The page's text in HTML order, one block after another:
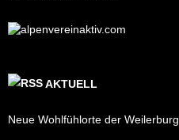
AKTUELL
Neue Wohlfühlorte der Weilerburg